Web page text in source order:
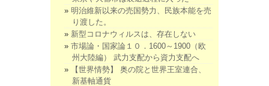
明治維新以来の売国勢力、民族本能を売
り渡した。
新型コロナウィルスは、存在しない
市場論・国家論１０．1600～1900（欧
州大陸編） 武力支配から資力支配へ
【世界情勢】 奥の院と世界王室連合、
新基軸通貨